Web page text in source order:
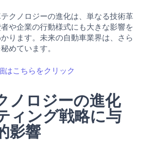
クノロジーの進化は、単なる技術革
や企業の行動様式にも大きな影響を
ります。未来の自動車業界は、さら
めています。
はこちらをクリック
ノロジーの進化
ィング戦略に与
影響